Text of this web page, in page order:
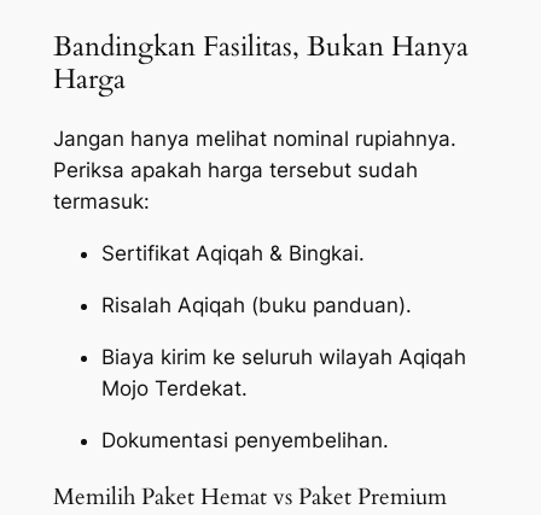
Bandingkan Fasilitas, Bukan Hanya
Harga
Jangan hanya melihat nominal rupiahnya.
Periksa apakah harga tersebut sudah
termasuk:
Sertifikat Aqiqah & Bingkai.
Risalah Aqiqah (buku panduan).
Biaya kirim ke seluruh wilayah Aqiqah
Mojo Terdekat.
Dokumentasi penyembelihan.
Memilih Paket Hemat vs Paket Premium